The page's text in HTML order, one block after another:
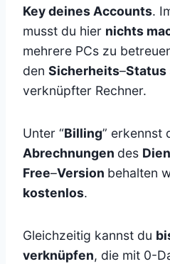
Key deines Accounts.
musst du hier nichts
mehrere PCs zu
den Sicherheits–Status
verknüpfter Rechner.
Unter “Billing” erkennst
Abrechnungen des
Free–Version behalten
kostenlos.
Gleichzeitig kannst du
verknüpfen, die mit 0-